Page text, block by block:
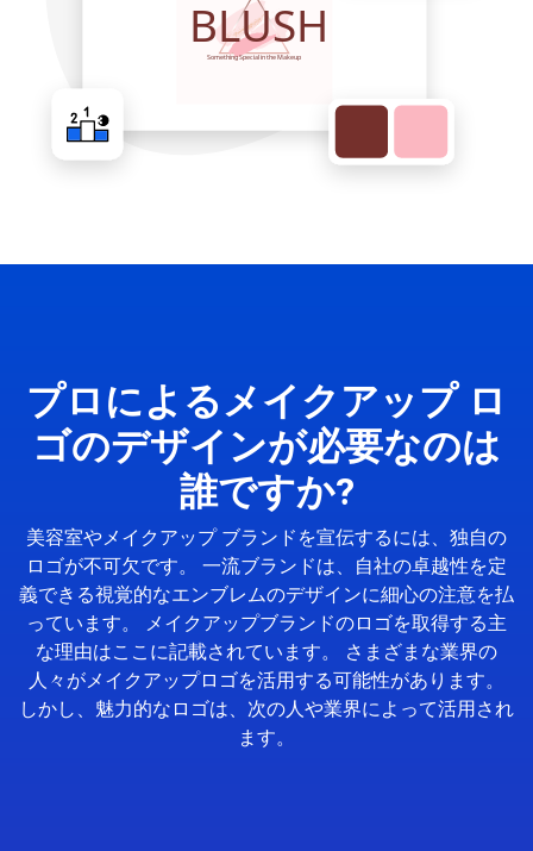
プロによるメイクアップ ロ
ゴのデザインが必要なのは
誰ですか?
美容室やメイクアップ ブランドを宣伝するには、独自の
ロゴが不可欠です。 一流ブランドは、自社の卓越性を定
義できる視覚的なエンブレムのデザインに細心の注意を払
っています。 メイクアップブランドのロゴを取得する主
な理由はここに記載されています。 さまざまな業界の
人々がメイクアップロゴを活用する可能性があります。
しかし、魅力的なロゴは、次の人や業界によって活用され
ます。